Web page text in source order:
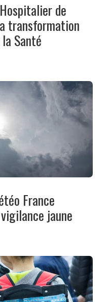
de
transformation
Santé
France
jaune